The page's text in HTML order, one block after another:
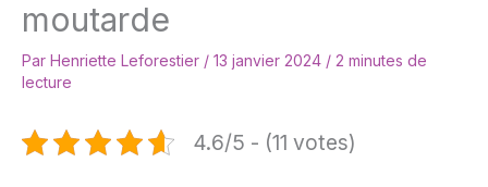
moutarde
Par Henriette Leforestier / 13 janvier 2024 / 2 minutes de
lecture
4.6/5 - (11 votes)